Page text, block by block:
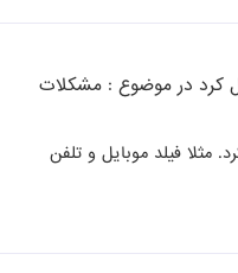
کرد در موضوع : مشکلات
مثلا فیلد موبایل و تلفن